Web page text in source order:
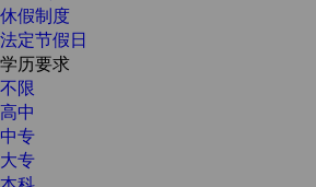
休假制度
法定节假日
学历要求
不限
高中
中专
大专